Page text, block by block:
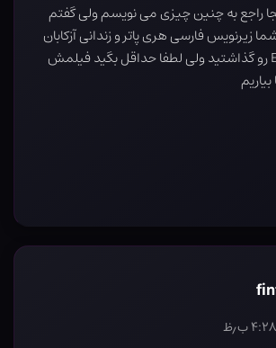
راجع به چنین چیزی می نویسم ولی گفتم
زیرنویس فارسی هری پاتر و زندانی آزکابان
نسخه EXTENDED رو گذاشتید ولی لطفا حداقل بگید فیلمش